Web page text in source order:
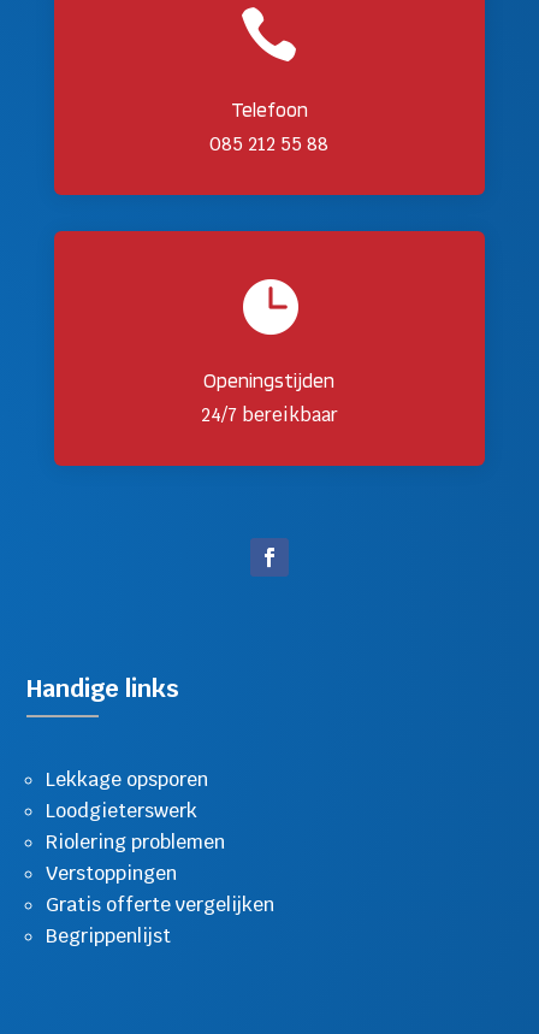

Telefoon
085 212 55 88

Openingstijden
24/7 bereikbaar
Handige links
Lekkage opsporen
Loodgieterswerk
Riolering problemen
Verstoppingen
Gratis offerte vergelijken
Begrippenlijst